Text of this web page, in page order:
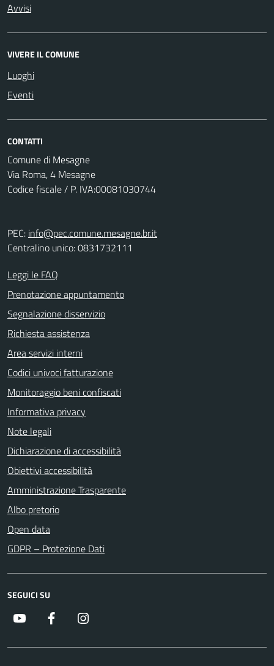
Avvisi
VIVERE IL COMUNE
Luoghi
Eventi
CONTATTI
Comune di Mesagne
Via Roma, 4 Mesagne
Codice fiscale / P. IVA:00081030744
PEC: info@pec.comune.mesagne.br.it
Centralino unico: 0831732111
Leggi le FAQ
Prenotazione appuntamento
Segnalazione disservizio
Richiesta assistenza
Area servizi interni
Codici univoci fatturazione
Monitoraggio beni confiscati
Informativa privacy
Note legali
Dichiarazione di accessibilità
Obiettivi accessibilità
Amministrazione Trasparente
Albo pretorio
Open data
GDPR – Protezione Dati
SEGUICI SU
Youtube Facebook